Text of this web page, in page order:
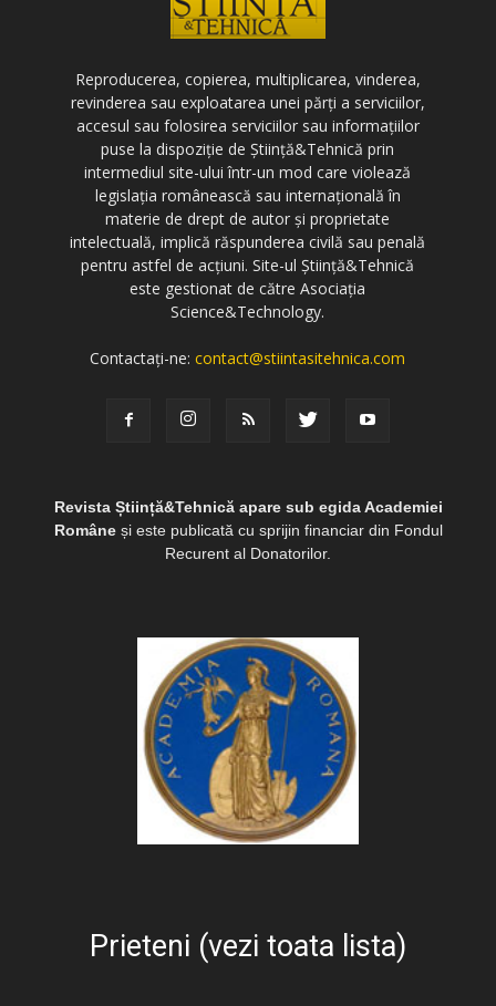
Reproducerea, copierea, multiplicarea, vinderea,
revinderea sau exploatarea unei părți a serviciilor,
accesul sau folosirea serviciilor sau informațiilor
puse la dispoziție de Știință&Tehnică prin
intermediul site-ului într-un mod care violează
legislația românească sau internațională în
materie de drept de autor și proprietate
intelectuală, implică răspunderea civilă sau penală
pentru astfel de acțiuni. Site-ul Știință&Tehnică
este gestionat de către Asociația
Science&Technology.
Contactați-ne:contact@stiintasitehnica.com
Revista Știință&Tehnică apare sub egida Academiei
Româneși este publicată cu sprijin financiar din Fondul
Recurent al Donatorilor.
Prieteni (vezi toata lista)